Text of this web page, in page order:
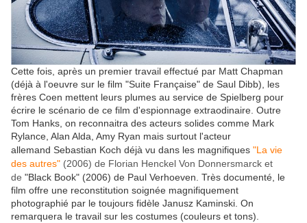
Cette fois, après un premier travail effectué par Matt Chapman
(déjà à l'oeuvre sur le film "Suite Française" de Saul Dibb), les
frères Coen mettent leurs plumes au service de Spielberg pour
écrire le scénario de ce film d'espionnage extraodinaire. Outre
Tom Hanks, on reconnaitra des acteurs solides comme Mark
Rylance, Alan Alda, Amy Ryan mais surtout l'acteur
allemand Sebastian Koch déjà vu dans les magnifiques "La vie
des autres" (2006) de Florian Henckel Von Donnersmarck et
de "Black Book" (2006) de Paul Verhoeven. Très documenté, le
film offre une reconstitution soignée magnifiquement
photographié par le toujours fidèle Janusz Kaminski. On
remarquera le travail sur les costumes (couleurs et tons).